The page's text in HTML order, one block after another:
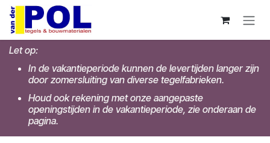
Overslaan naar inhoud
Let op:
In de vakantieperiode kunnen de levertijden langer zijn
door zomersluiting van diverse tegelfabrieken.
Houd ook rekening met onze aangepaste
openingstijden in de vakantieperiode, zie onderaan de
pagina.